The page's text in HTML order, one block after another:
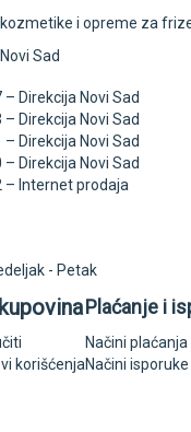
i opreme za
Sad
Direkcija Novi Sad
Direkcija Novi Sad
Direkcija Novi Sad
Direkcija Novi Sad
– Internet prodaja
- Petak
korišćenja
Plaćanje i
Načini plaćanja
Načini isporuke